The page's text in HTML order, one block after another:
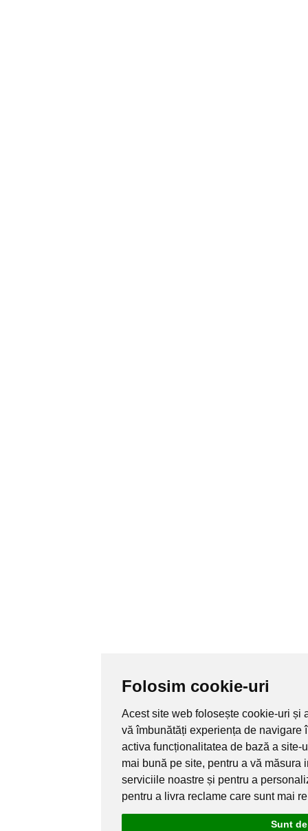
Folosim cookie-uri
Acest site web folosește cookie-uri și
vă îmbunătăți experiența de navigare
activa funcționalitatea de bază a site-
mai bună pe site, pentru a vă măsura
serviciile noastre și pentru a
pentru a livra reclame care sunt mai
Sunt